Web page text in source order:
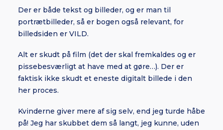
Der er både tekst og billeder, og er man til
portrætbilleder, så er bogen også relevant, for
billedsiden er VILD.
Alt er skudt på film (det der skal fremkaldes og er
pissebesværligt at have med at gøre…). Der er
faktisk ikke skudt et eneste digitalt billede i den
her proces.
Kvinderne giver mere af sig selv, end jeg turde håbe
på! Jeg har skubbet dem så langt, jeg kunne, uden